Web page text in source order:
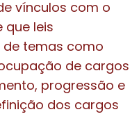
vínculos com o
que leis
temas como
de cargos
progressão e
dos cargos